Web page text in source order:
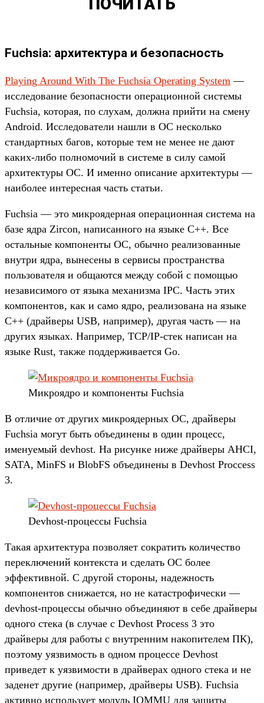
Fuchsia: архитектура и безопасность
Playing Around With The Fuchsia Operating System —
исследование безопасности операционной системы
Fuchsia, которая, по слухам, должна прийти на смену
Android. Исследователи нашли в ОС несколько
стандартных багов, которые тем не менее не дают
каких-либо полномочий в системе в силу самой
архитектуры ОС. И именно описание архитектуры —
наиболее интересная часть статьи.
Fuchsia — это микроядерная операционная система на
базе ядра Zircon, написанного на языке C++. Все
остальные компоненты ОС, обычно реализованные
внутри ядра, вынесены в сервисы пространства
пользователя и общаются между собой с помощью
независимого от языка механизма IPC. Часть этих
компонентов, как и само ядро, реализована на языке
C++ (драйверы USB, например), другая часть — на
других языках. Например, TCP/IP-стек написан на
языке Rust, также поддерживается Go.
Микроядро и компоненты Fuchsia
В отличие от других микроядерных ОС, драйверы
Fuchsia могут быть объединены в один процесс,
именуемый devhost. На рисунке ниже драйверы AHCI,
SATA, MinFS и BlobFS объединены в Devhost Proccess
3.
Devhost-процессы Fuchsia
Такая архитектура позволяет сократить количество
переключений контекста и сделать ОС более
эффективной. С другой стороны, надежность
компонентов снижается, но не катастрофически —
devhost-процессы обычно объединяют в себе драйверы
одного стека (в случае с Devhost Process 3 это
драйверы для работы с внутренним накопителем ПК),
поэтому уязвимость в одном процессе Devhost
приведет к уязвимости в драйверах одного стека и не
заденет другие (например, драйверы USB). Fuchsia
активно использует модуль IOMMU для защиты